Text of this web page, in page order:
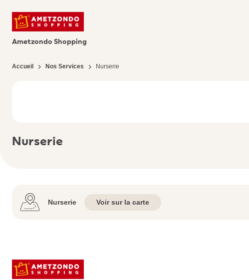
Ametzondo Shopping
Accueil Nos Services Nurserie
Nurserie
Nurserie Voir sur la carte